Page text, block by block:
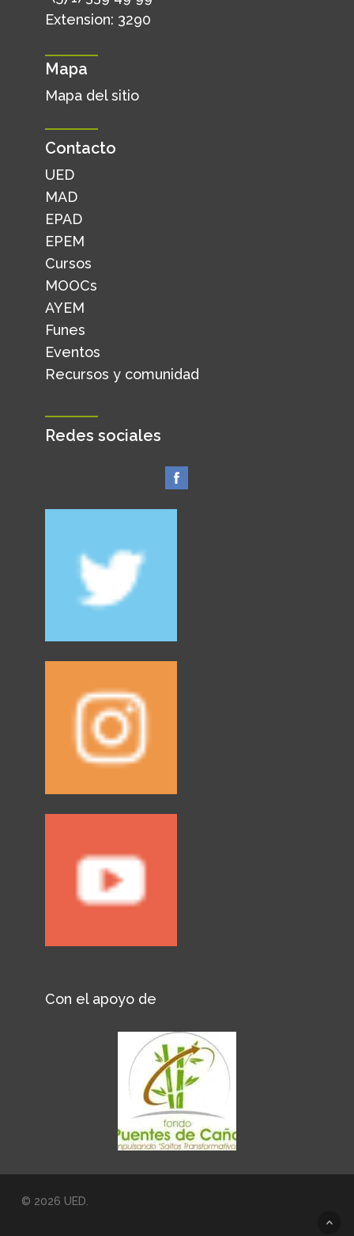
Extension: 3290
Mapa
Mapa del sitio
Contacto
UED
MAD
EPAD
EPEM
Cursos
MOOCs
AYEM
Funes
Eventos
Recursos y comunidad
Redes sociales
Con el apoyo de
© 2026 UED.